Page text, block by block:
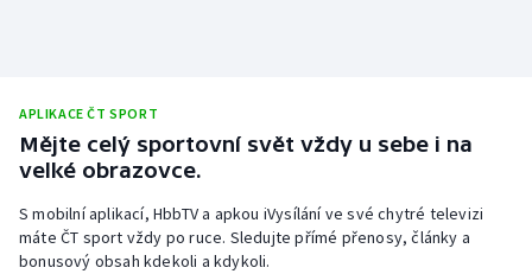
APLIKACE ČT SPORT
Mějte celý sportovní svět vždy u sebe i na
velké obrazovce.
S mobilní aplikací, HbbTV a apkou iVysílání ve své chytré televizi
máte ČT sport vždy po ruce. Sledujte přímé přenosy, články a
bonusový obsah kdekoli a kdykoli.